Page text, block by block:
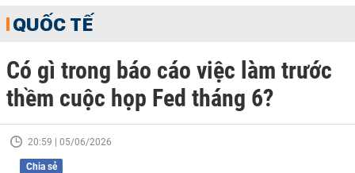
QUỐC TẾ
Có gì trong báo cáo việc làm trước
thềm cuộc họp Fed tháng 6?
20:59 | 05/06/2026
Chia sẻ